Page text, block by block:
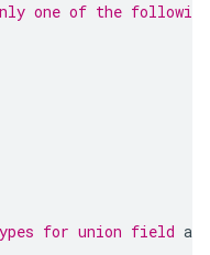
one of the
for union field